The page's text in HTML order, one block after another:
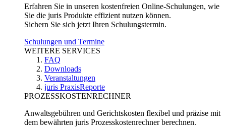
Erfahren Sie in unseren kostenfreien Online-Schulungen, wie
Sie die juris Produkte effizient nutzen können.
Sichern Sie sich jetzt Ihren Schulungstermin.
Schulungen und Termine
WEITERE SERVICES
FAQ
Downloads
Veranstaltungen
juris PraxisReporte
PROZESSKOSTENRECHNER
Anwaltsgebühren und Gerichtskosten flexibel und präzise mit
dem bewährten juris Prozesskostenrechner berechnen.